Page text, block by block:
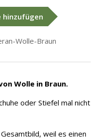
hinzufügen
Wolle-Braun
Wolle in Braun.
oder Stiefel mal nicht
weil es einen